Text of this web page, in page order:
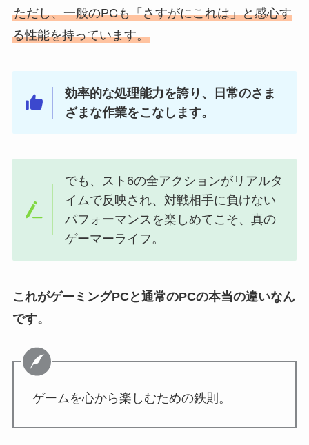
ただし、一般のPCも「さすがにこれは」と感心す
る性能を持っています。
効率的な処理能力を誇り、日常のさま
ざまな作業をこなします。
でも、スト6の全アクションがリアルタ
イムで反映され、対戦相手に負けない
パフォーマンスを楽しめてこそ、真の
ゲーマーライフ。
これがゲーミングPCと通常のPCの本当の違いなん
です。
ゲームを心から楽しむための鉄則。